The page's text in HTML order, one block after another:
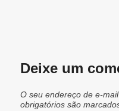
Deixe um
O seu endereço de e-
obrigatórios são